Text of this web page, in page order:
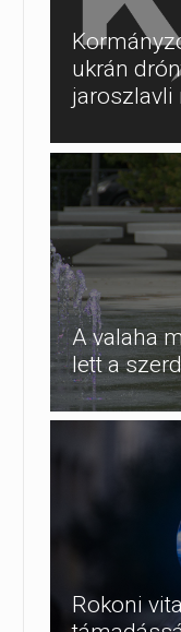
ukrán
jaroszlavli
A valaha
lett a
Rokoni